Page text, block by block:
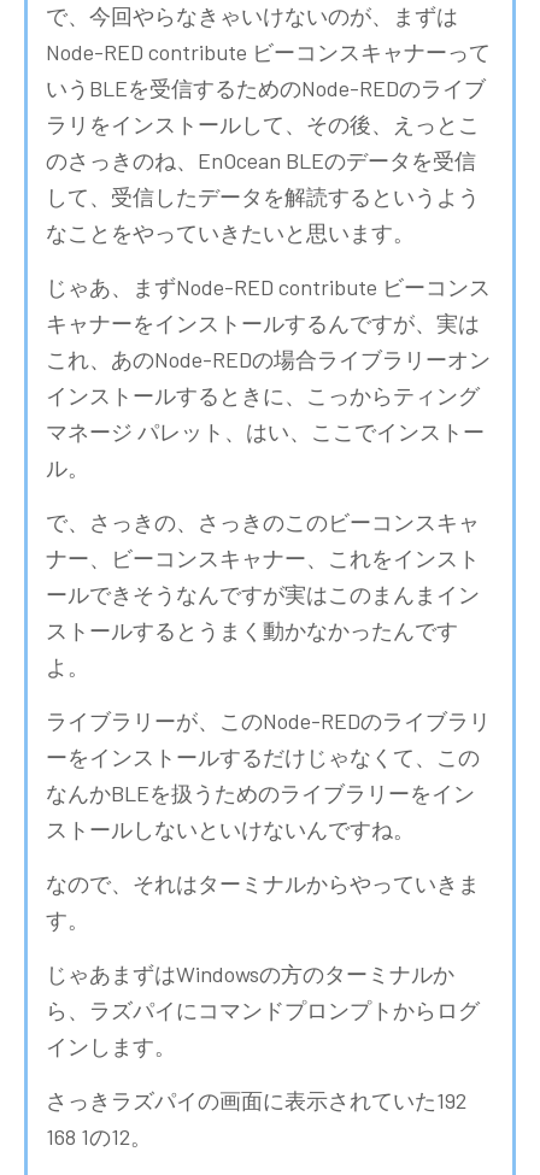
で、今回やらなきゃいけないのが、まずは
Node-RED contribute ビーコンスキャナーって
いうBLEを受信するためのNode-REDのライブ
ラリをインストールして、その後、えっとこ
のさっきのね、EnOcean BLEのデータを受信
して、受信したデータを解読するというよう
なことをやっていきたいと思います。
じゃあ、まずNode-RED contribute ビーコンス
キャナーをインストールするんですが、実は
これ、あのNode-REDの場合ライブラリーオン
インストールするときに、こっからティング
マネージ パレット、はい、ここでインストー
ル。
で、さっきの、さっきのこのビーコンスキャ
ナー、ビーコンスキャナー、これをインスト
ールできそうなんですが実はこのまんまイン
ストールするとうまく動かなかったんです
よ。
ライブラリーが、このNode-REDのライブラリ
ーをインストールするだけじゃなくて、この
なんかBLEを扱うためのライブラリーをイン
ストールしないといけないんですね。
なので、それはターミナルからやっていきま
す。
じゃあまずはWindowsの方のターミナルか
ら、ラズパイにコマンドプロンプトからログ
インします。
さっきラズパイの画面に表示されていた192
168 1の12。